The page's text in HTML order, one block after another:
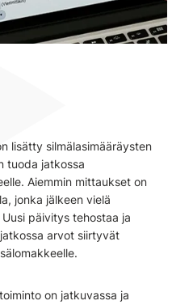
lisätty silmälasimääräysten
tuoda jatkossa
Aiemmin mittaukset on
jonka jälkeen vielä
päivitys tehostaa ja
arvot siirtyvät
on jatkuvassa ja